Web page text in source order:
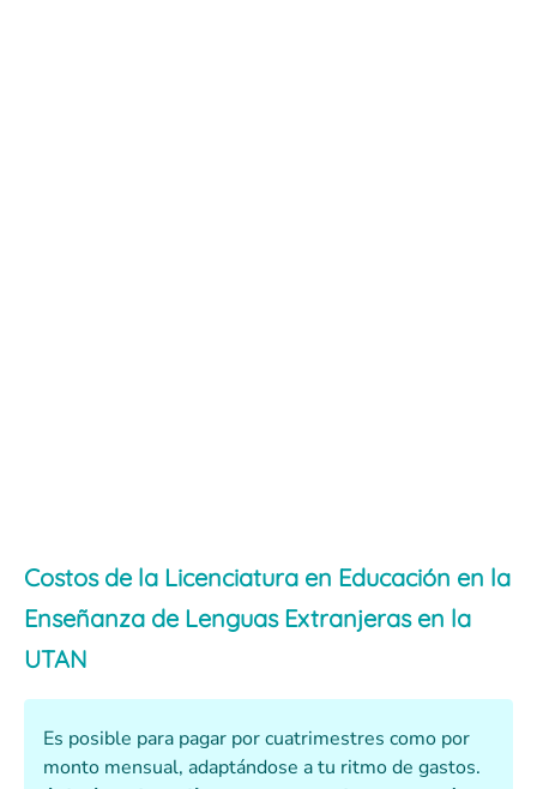
Costos de la Licenciatura en Educación en la
Enseñanza de Lenguas Extranjeras en la
UTAN
Es posible para pagar por cuatrimestres como por
monto mensual, adaptándose a tu ritmo de gastos.